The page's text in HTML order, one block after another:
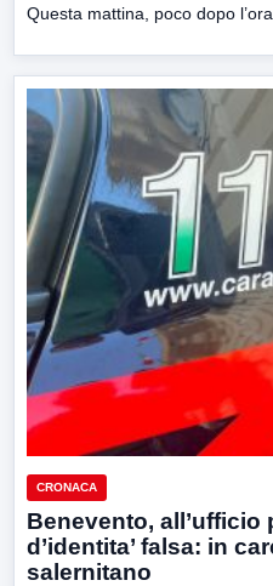
Questa mattina, poco dopo
CRONACA
Benevento, all’ufficio
d’identita’ falsa: in
salernitano